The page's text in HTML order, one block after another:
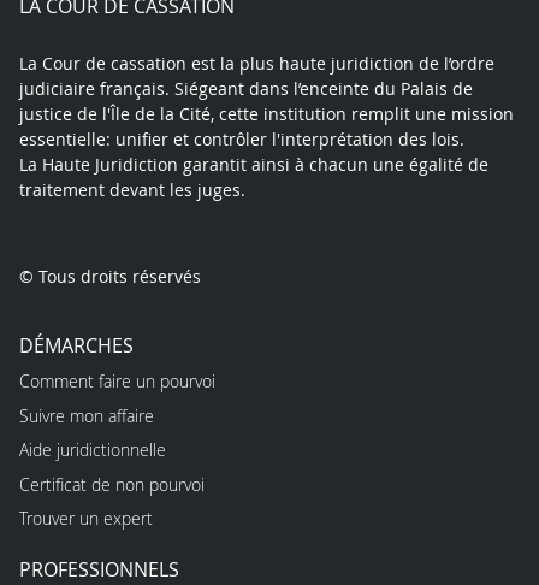
LA COUR DE CASSATION
La Cour de cassation est la plus haute juridiction de l’ordre
judiciaire français. Siégeant dans l’enceinte du Palais de
justice de l'Île de la Cité, cette institution remplit une mission
essentielle: unifier et contrôler l'interprétation des lois.
La Haute Juridiction garantit ainsi à chacun une égalité de
traitement devant les juges.
© Tous droits réservés
DÉMARCHES
Comment faire un pourvoi
Suivre mon affaire
Aide juridictionnelle
Certificat de non pourvoi
Trouver un expert
PROFESSIONNELS